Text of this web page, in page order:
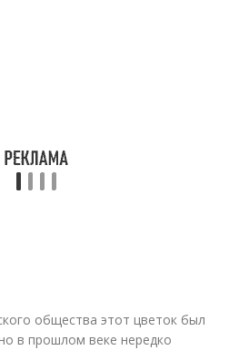
общества этот цветок был
в прошлом веке нередко